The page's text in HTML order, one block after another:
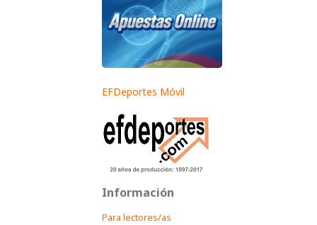
EFDeportes Móvil
Información
Para lectores/as